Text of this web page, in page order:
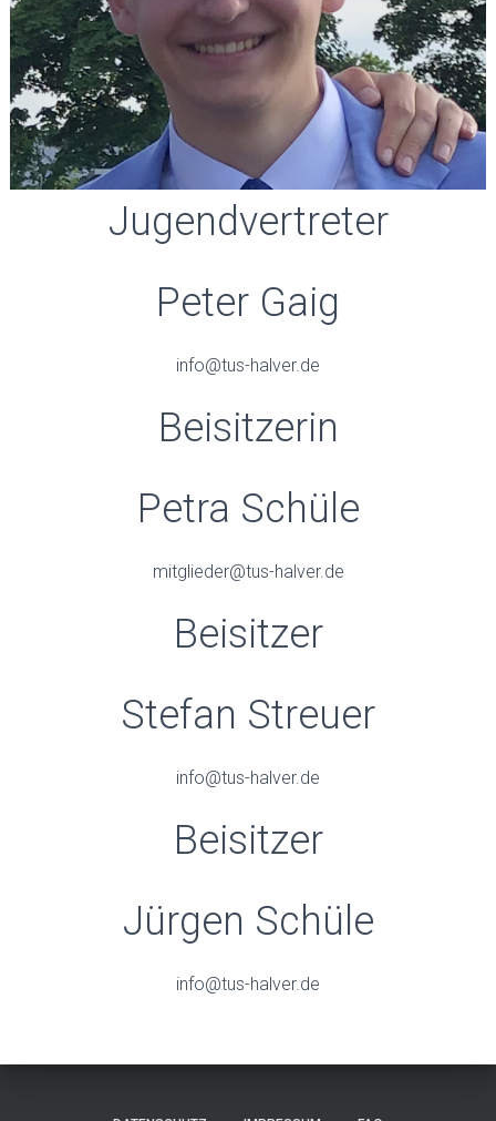
Jugendvertreter
Peter Gaig
info@tus-halver.de
Beisitzerin
Petra Schüle
mitglieder@tus-halver.de
Beisitzer
Stefan Streuer
info@tus-halver.de
Beisitzer
Jürgen Schüle
info@tus-halver.de